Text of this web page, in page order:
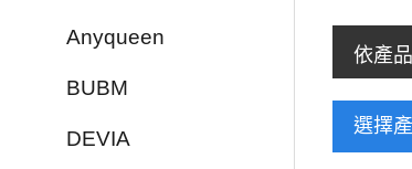
Anyqueen
BUBM
DEVIA
選擇